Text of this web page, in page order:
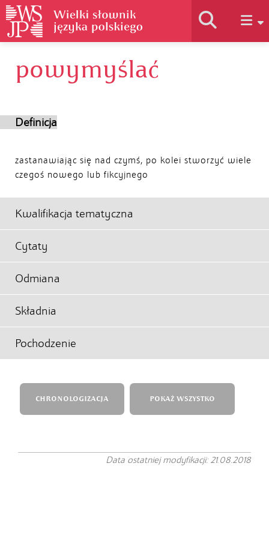
Historia słownika
powymyślać
Definicja
zastanawiając się nad czymś, po kolei stworzyć wiele
czegoś nowego lub fikcyjnego
Kwalifikacja tematyczna
Cytaty
Odmiana
Składnia
Pochodzenie
CHRONOLOGIZACJA POKAŻ WSZYSTKO
Data ostatniej modyfikacji: 21.08.2018